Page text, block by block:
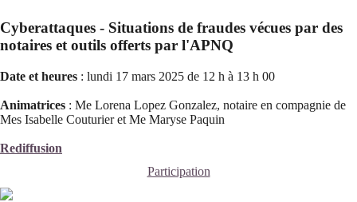
Cyberattaques - Situations de fraudes vécues par des
notaires et outils offerts par l'APNQ
Date et heures : lundi 17 mars 2025 de 12 h à 13 h 00
Animatrices : Me Lorena Lopez Gonzalez, notaire en compagnie de
Mes Isabelle Couturier et Me Maryse Paquin
Rediffusion
Participation